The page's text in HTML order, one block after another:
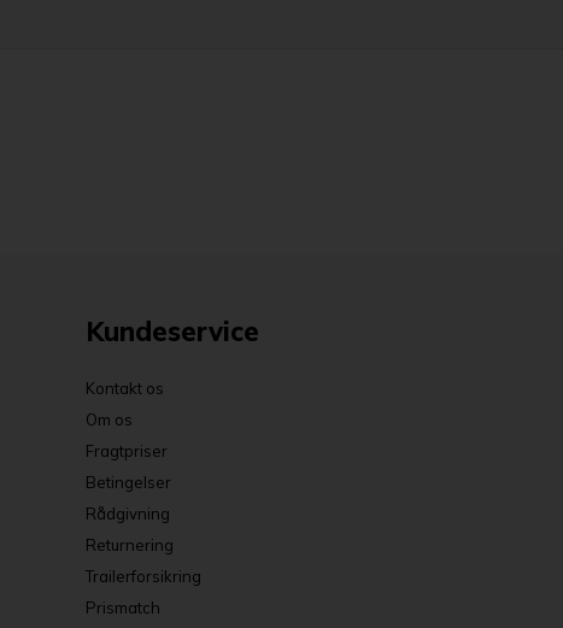
Kundeservice
Kontakt os
Om os
Fragtpriser
Betingelser
Rådgivning
Returnering
Trailerforsikring
Prismatch